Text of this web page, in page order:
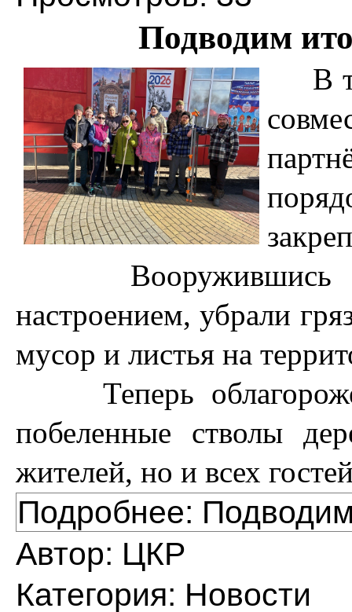
Подводим
В
Вооружившись
настроением, убрали
мусор и листья на
Теперь
побеленные стволы
жителей, но и всех
Подробнее: Подводим
Автор: ЦКР
Категория: Новости